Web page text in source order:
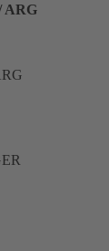
ARG